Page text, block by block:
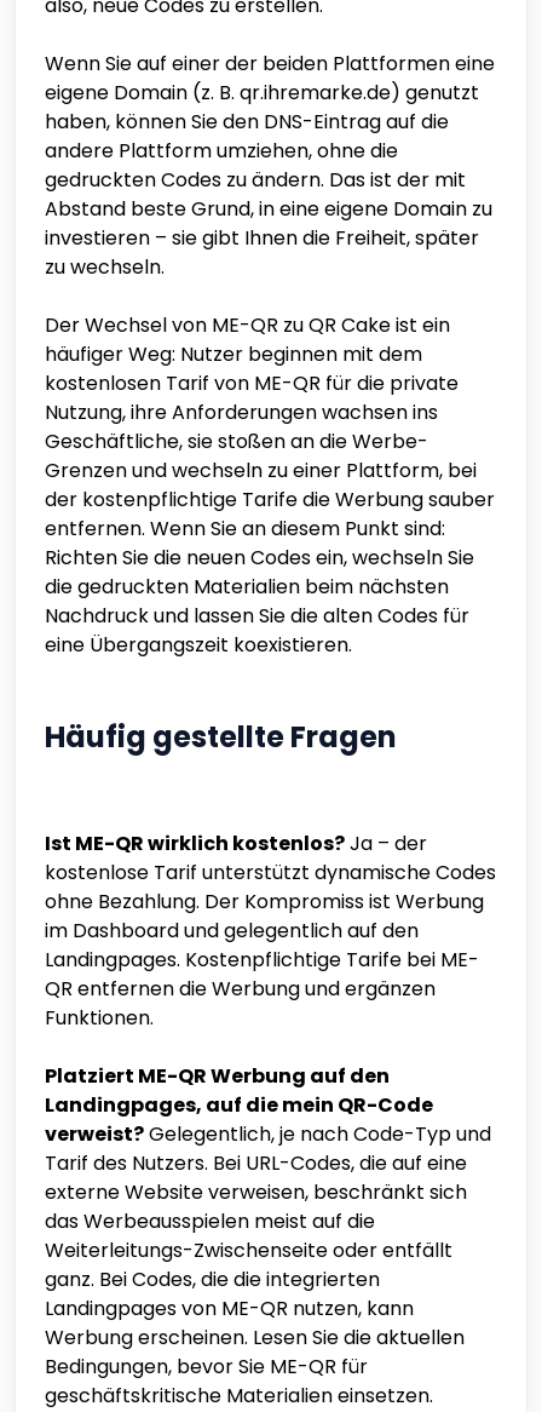
also, neue Codes zu erstellen.
Wenn Sie auf einer der beiden Plattformen eine
eigene Domain (z. B. qr.ihremarke.de) genutzt
haben, können Sie den DNS-Eintrag auf die
andere Plattform umziehen, ohne die
gedruckten Codes zu ändern. Das ist der mit
Abstand beste Grund, in eine eigene Domain zu
investieren – sie gibt Ihnen die Freiheit, später
zu wechseln.
Der Wechsel von ME-QR zu QR Cake ist ein
häufiger Weg: Nutzer beginnen mit dem
kostenlosen Tarif von ME-QR für die private
Nutzung, ihre Anforderungen wachsen ins
Geschäftliche, sie stoßen an die Werbe-
Grenzen und wechseln zu einer Plattform, bei
der kostenpflichtige Tarife die Werbung sauber
entfernen. Wenn Sie an diesem Punkt sind:
Richten Sie die neuen Codes ein, wechseln Sie
die gedruckten Materialien beim nächsten
Nachdruck und lassen Sie die alten Codes für
eine Übergangszeit koexistieren.
Häufig gestellte Fragen
Ist ME-QR wirklich kostenlos?Ja – der
kostenlose Tarif unterstützt dynamische Codes
ohne Bezahlung. Der Kompromiss ist Werbung
im Dashboard und gelegentlich auf den
Landingpages. Kostenpflichtige Tarife bei ME-
QR entfernen die Werbung und ergänzen
Funktionen.
Platziert ME-QR Werbung auf den
Landingpages, auf die mein QR-Code
verweist?Gelegentlich, je nach Code-Typ und
Tarif des Nutzers. Bei URL-Codes, die auf eine
externe Website verweisen, beschränkt sich
das Werbeausspielen meist auf die
Weiterleitungs-Zwischenseite oder entfällt
ganz. Bei Codes, die die integrierten
Landingpages von ME-QR nutzen, kann
Werbung erscheinen. Lesen Sie die aktuellen
Bedingungen, bevor Sie ME-QR für
geschäftskritische Materialien einsetzen.